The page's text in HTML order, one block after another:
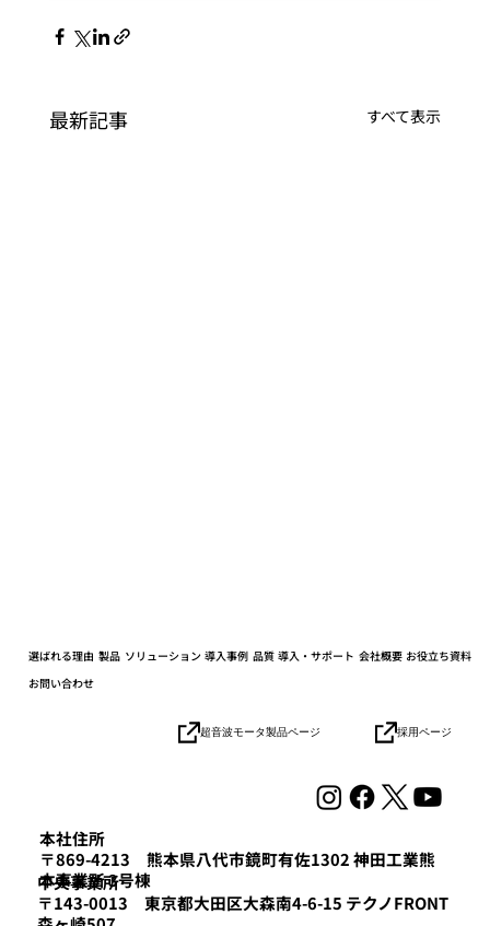
最新記事 すべて表示
「GATEWAY Tech TAKANAWA2026」に出展
ました
本社住所
〒869-4213 熊本県八代市鏡町有佐1302 神田工業熊
本事業所 3号棟
​中央事業所
〒143-0013 東京都大田区大森南4-6-15 テクノFRONT
選ばれる理由 製品 ソリューション 導入事例 品質 導入・サポート 会社概要 お役立ち資料
お問い合わせ
超音波モータ製品ページ 採用ページ